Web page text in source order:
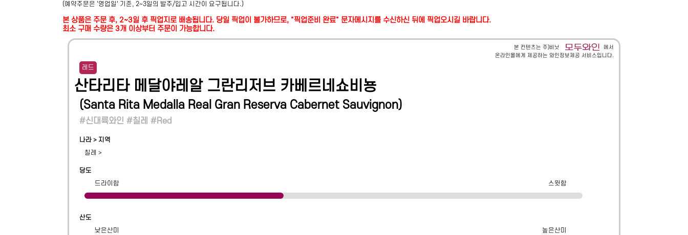
(예약주문은 '영업일' 기준, 2~3일의 발주/입고 시간이 요구됩니다.)
본 상품은 주문 후, 2~3일 후 픽업지로 배송됩니다. 당일 픽업이 불가하므로, "픽업준비 완료" 문자메시지를 수신하신 뒤에 픽업오시길 바랍니다.
최소 구매 수량은 3개 이상부터 주문이 가능합니다.
본 컨텐츠는 주)비닛
에서
온라인몰에게 제공하는 와인정보제공 서비스입니다.
레드
산타리타 메달야레알 그란리저브 카베르네쇼비뇽
(Santa Rita Medalla Real Gran Reserva Cabernet Sauvignon)
#신대륙와인 #칠레 #Red
나라 > 지역
칠레 >
당도
드라이함
스윗함
산도
낮은산미
높은산미